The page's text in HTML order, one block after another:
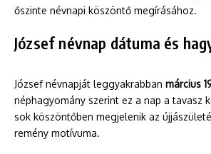
őszinte névnapi köszöntő megírásához.
József névnap dátuma és
József névnapját leggyakrabban március
néphagyomány szerint ez a nap a tavasz
sok köszöntőben megjelenik az
remény motívuma.